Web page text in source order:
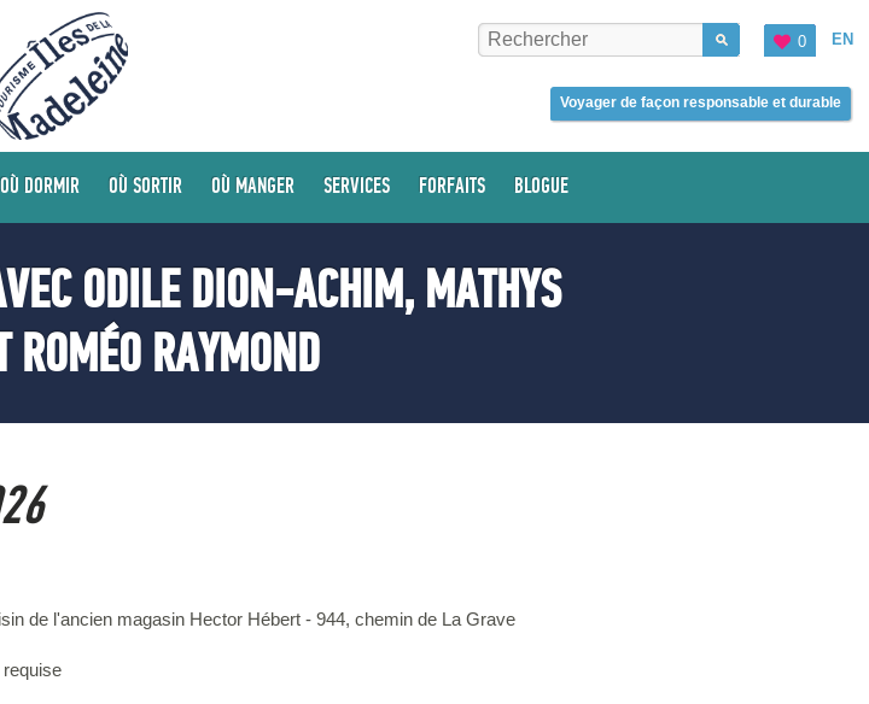
EN
0
Voyager de façon responsable et durable
OÙ DORMIR OÙ SORTIR OÙ MANGER SERVICES FORFAITS BLOGUE
ODILE DION-ACHIM, MATHYS
ROMÉO RAYMOND
de l'ancien magasin Hector Hébert - 944, chemin de La Grave